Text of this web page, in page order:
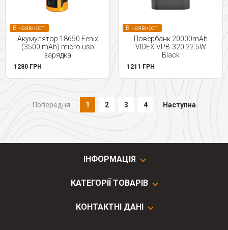
В наявності
Акумулятор 18650 Fenix
(3500 mAh) micro usb
зарядка
1280 ГРН
В наявності
Повербанк 20000mAh
VIDEX VPB-320 22.5W
Black
1211 ГРН
Попередня 1 2 3 4 Наступна
ІНФОРМАЦІЯ
КАТЕГОРІЇ ТОВАРІВ
КОНТАКТНІ ДАНІ